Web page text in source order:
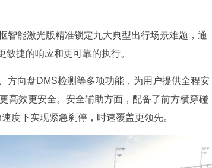
智能激光版精准锁定九大典型出行场景难题，通
敏捷的响应和更可靠的执行。
方向盘DMS检测等多项功能，为用户提供全程安
高效更安全。安全辅助方面，配备了前方横穿碰
度下实现紧急刹停，时速覆盖更领先。